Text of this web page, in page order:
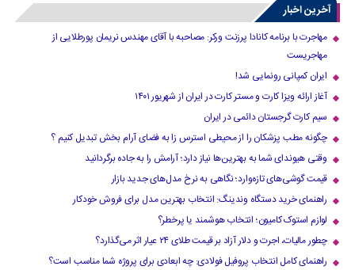
آخرین اخبار
مهاجرت با برنامه کانادا پرزنت ورکر: مصاحبه با آقای مهندس نریمان پورطلایی از
مهاجریست
ایران کمپانی رونمایی شد!
آغاز ارائه ویزا کارت و مستر کارت در ایران از شهریور ۱۴۰۱
سیم کارت گرجستان دائمی در ایران
چگونه مطب پزشکان را از محیطی استرس زا به فضای آرام بخش تبدیل کنیم ؟
وقتی هیوندای شما به بهترین‌ها نیاز دارد؛ آرامش را به جاده برگردانید
قیمت گوشی‌های تازه‌وارد؛ نگاهی به نرخ مدل‌های جدید بازار
راهنمای خرید دستگاه وندینگ: انتخاب بهترین مدل برای فروش خودکار
لوازم استوک کامیون؛ انتخاب هوشمند یا پرخطر؟
چطور مالیات، اجرت و دلار آزاد بر قیمت طلای ۲۴ عیار اثر می‌گذارد؟
راهنمای کامل انتخاب پروفیل فولادی: چه ابعادی برای پروژه شما مناسب است؟